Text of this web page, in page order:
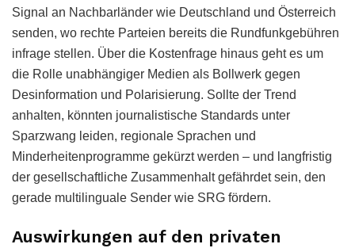
Signal an Nachbarländer wie Deutschland und Österreich
senden, wo rechte Parteien bereits die Rundfunkgebühren
infrage stellen. Über die Kostenfrage hinaus geht es um
die Rolle unabhängiger Medien als Bollwerk gegen
Desinformation und Polarisierung. Sollte der Trend
anhalten, könnten journalistische Standards unter
Sparzwang leiden, regionale Sprachen und
Minderheitenprogramme gekürzt werden – und langfristig
der gesellschaftliche Zusammenhalt gefährdet sein, den
gerade multilinguale Sender wie SRG fördern.
Auswirkungen auf den privaten